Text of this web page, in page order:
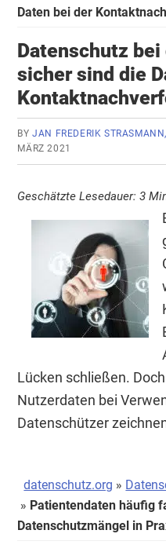
Daten bei der
Datenschutz
sicher sind die
BYJAN FREDERIK
MÄRZ 2021
Geschätzte Lesedauer: 3
Lücken schließen.
Nutzerdaten bei
Datenschützer
datenschutz.org
Patientendaten häufig
Datenschutzmängel in